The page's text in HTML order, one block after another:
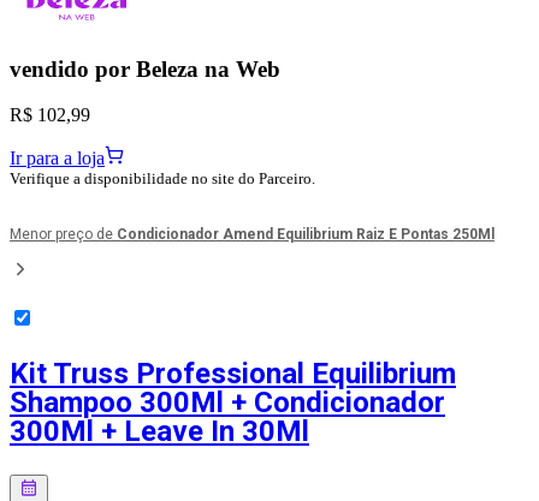
vendido por Beleza na Web
R$ 102,99
Ir para a loja
Verifique a disponibilidade no site do Parceiro.
Menor preço de Condicionador Amend Equilibrium Raiz E Pontas 250Ml
Kit Truss Professional Equilibrium
Shampoo 300Ml + Condicionador
300Ml + Leave In 30Ml